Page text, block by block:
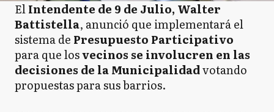
ElIntendente de 9 de Julio, Walter
Battistella, anunció que implementará el
sistema de Presupuesto Participativo
para que losvecinos se involucren en las
decisiones de la Municipalidadvotando
propuestas para sus barrios.